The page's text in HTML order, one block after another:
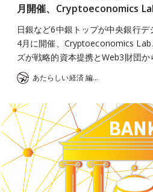
月開催、Cryptoeconomics
日銀など6中銀トップが中央銀行
4月に開催、Cryptoeconomics
ズが戦略的資本提携とWeb3財団
あたらしい経済 編集部